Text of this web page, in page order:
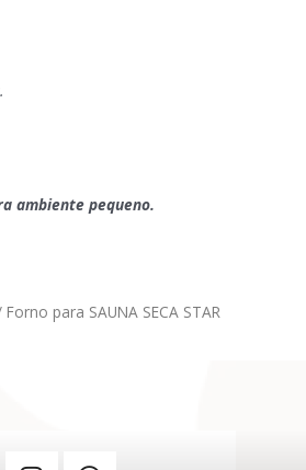
ambiente pequeno.
Forno para SAUNA SECA STAR